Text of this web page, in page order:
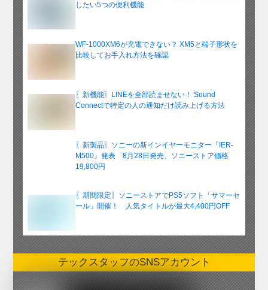
したい5つの便利機能
WF-1000XM6が充電できない？ XM5と端子形状を
比較してお手入れ方法を確認
〖新機能〗LINEを全部読ませない！ Sound
Connectで特定の人の通知だけ読み上げる方法
〖新製品〗ソニーの新インイヤーモニター『IER-
M500』発表 8月28日発売、ソニーストア価格
19,800円
〖期間限定〗ソニーストアでPS5ソフト「サマーセ
ール」開催！ 人気タイトルが最大4,400円OFF
テックスタッフのSNSアカウント